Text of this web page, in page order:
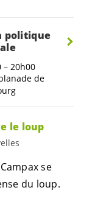
politique
20h00
de
le loup
se
du loup.